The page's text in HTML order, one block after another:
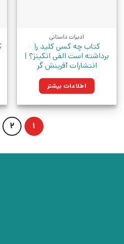
ادبیات داستانی
کتاب چه کسی کلید را
برداشته است الفی اتکینز؟ |
انتشارات آفرینش گر
اطلاعات بیشتر
1
2